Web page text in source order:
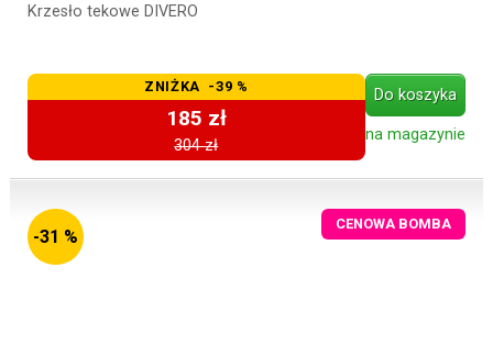
Krzesło tekowe DIVERO
ZNIŻKA -39 %
185 zł
304 zł
Do koszyka
na magazynie
-31 %
CENOWA BOMBA